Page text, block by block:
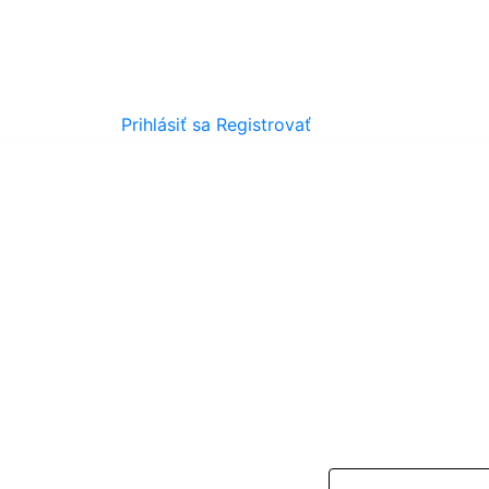
Prihlásiť sa Registrovať